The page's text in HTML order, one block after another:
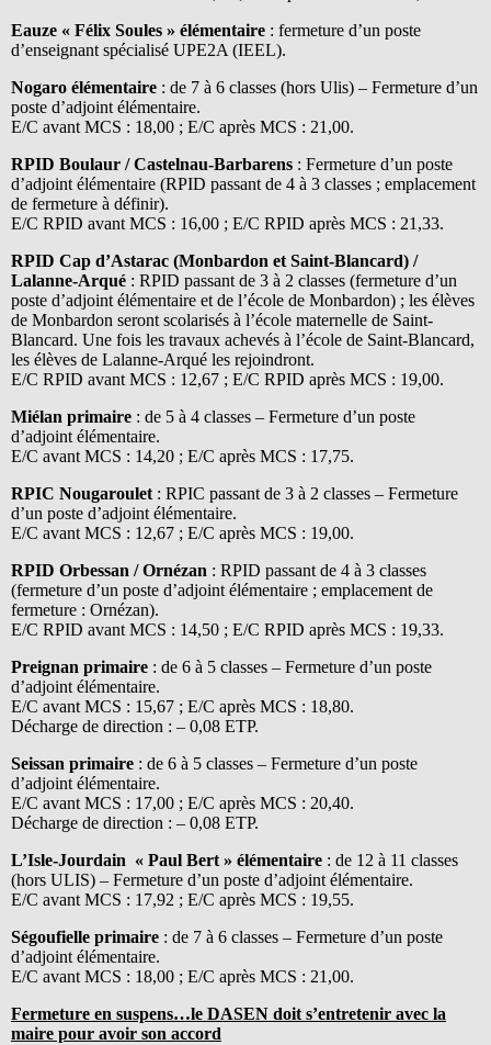
Eauze « Félix Soules » élémentaire : fermeture d’un poste
d’enseignant spécialisé UPE2A (IEEL).
Nogaro élémentaire : de 7 à 6 classes (hors Ulis) – Fermeture d’un
poste d’adjoint élémentaire.
E/C avant MCS : 18,00 ; E/C après MCS : 21,00.
RPID Boulaur / Castelnau-Barbarens : Fermeture d’un poste
d’adjoint élémentaire (RPID passant de 4 à 3 classes ; emplacement
de fermeture à définir).
E/C RPID avant MCS : 16,00 ; E/C RPID après MCS : 21,33.
RPID Cap d’Astarac (Monbardon et Saint-Blancard) /
Lalanne-Arqué : RPID passant de 3 à 2 classes (fermeture d’un
poste d’adjoint élémentaire et de l’école de Monbardon) ; les élèves
de Monbardon seront scolarisés à l’école maternelle de Saint-
Blancard. Une fois les travaux achevés à l’école de Saint-Blancard,
les élèves de Lalanne-Arqué les rejoindront.
E/C RPID avant MCS : 12,67 ; E/C RPID après MCS : 19,00.
Miélan primaire : de 5 à 4 classes – Fermeture d’un poste
d’adjoint élémentaire.
E/C avant MCS : 14,20 ; E/C après MCS : 17,75.
RPIC Nougaroulet : RPIC passant de 3 à 2 classes – Fermeture
d’un poste d’adjoint élémentaire.
E/C avant MCS : 12,67 ; E/C après MCS : 19,00.
RPID Orbessan / Ornézan : RPID passant de 4 à 3 classes
(fermeture d’un poste d’adjoint élémentaire ; emplacement de
fermeture : Ornézan).
E/C RPID avant MCS : 14,50 ; E/C RPID après MCS : 19,33.
Preignan primaire : de 6 à 5 classes – Fermeture d’un poste
d’adjoint élémentaire.
E/C avant MCS : 15,67 ; E/C après MCS : 18,80.
Décharge de direction : – 0,08 ETP.
Seissan primaire : de 6 à 5 classes – Fermeture d’un poste
d’adjoint élémentaire.
E/C avant MCS : 17,00 ; E/C après MCS : 20,40.
Décharge de direction : – 0,08 ETP.
L’Isle-Jourdain « Paul Bert » élémentaire : de 12 à 11 classes
(hors ULIS) – Fermeture d’un poste d’adjoint élémentaire.
E/C avant MCS : 17,92 ; E/C après MCS : 19,55.
Ségoufielle primaire : de 7 à 6 classes – Fermeture d’un poste
d’adjoint élémentaire.
E/C avant MCS : 18,00 ; E/C après MCS : 21,00.
Fermeture en suspens…le DASEN doit s’entretenir avec la
maire pour avoir son accord